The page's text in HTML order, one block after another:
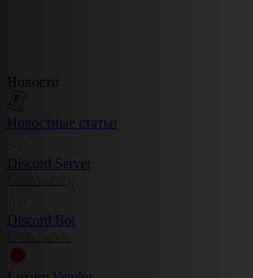
Новости
Новостные статьи
Discord Server
Community
Discord Bot